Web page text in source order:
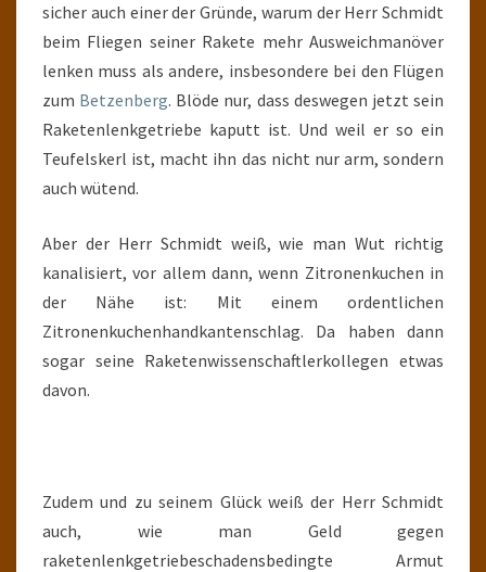
sicher auch einer der Gründe, warum der Herr Schmidt
beim Fliegen seiner Rakete mehr Ausweichmanöver
lenken muss als andere, insbesondere bei den Flügen
zum Betzenberg. Blöde nur, dass deswegen jetzt sein
Raketenlenkgetriebe kaputt ist. Und weil er so ein
Teufelskerl ist, macht ihn das nicht nur arm, sondern
auch wütend.
Aber der Herr Schmidt weiß, wie man Wut richtig
kanalisiert, vor allem dann, wenn Zitronenkuchen in
der Nähe ist: Mit einem ordentlichen
Zitronenkuchenhandkantenschlag. Da haben dann
sogar seine Raketenwissenschaftlerkollegen etwas
davon.
Zudem und zu seinem Glück weiß der Herr Schmidt
auch, wie man Geld gegen
raketenlenkgetriebeschadensbedingte Armut